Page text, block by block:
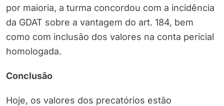
por maioria, a turma concordou com a incidência
da GDAT sobre a vantagem do art. 184, bem
como com inclusão dos valores na conta pericial
homologada.
Conclusão
Hoje, os valores dos precatórios estão